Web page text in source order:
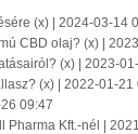
(x) | 2024-03-14
CBD olaj? (x) |
(x) | 2023-
(x) | 2022-01-21
09:47
Pharma Kft.-nél |